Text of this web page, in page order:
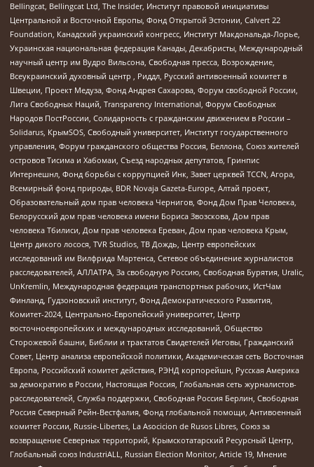
Bellingcat, Bellingcat Ltd, The Insider, Институт правовой инициативы
Центральной и Восточной Европы, Фонд Открытой Эстонии, Calvert 22
Foundation, Канадский украинский конгресс, Институт Макдональда-Лорье,
Украинская национальная федерация Канады, Декабристы, Международный
научный центр им Вудро Вильсона, Свободная пресса, Возрождение,
Всеукраинский духовный центр , Риддл, Русский антивоенный комитет в
Швеции, Проект Медуза, Фонд Андрея Сахарова, Форум свободной России,
Лига Свободных Наций, Transparеncy International, Форум Свободных
Народов ПостРоссии, Солидарность с гражданским движением в России –
Solidarus, КрымSOS, Свободный университет, Институт государственного
управления, Форум гражданского общества Россия, Беллона, Союз жителей
островов Тисима и Хабомаи, Съезд народных депутатов, Гринпис
Интернешнл, Фонд борьбы с коррупцией Инк, Завет церквей TCCN, Агора,
Всемирный фонд природы, BDR Novaja Gazeta-Europe, Алтай проект,
Образовательный дом прав человека Чернигов, Фонд Дом Прав Человека,
Белорусский дом прав человека имени Бориса Звозскова, Дом прав
человека Тбилиси, Дом прав человека Ереван, Дом прав человека Крым,
Центр дикого лосося, TVR Studios, ТВ Дождь, Центр европейских
исследований им Вилфрида Мартенса, Сетевое объединение журналистов
расследователей, АЛЛАТРА, За свободную Россию, Свободная Бурятия, Uralic,
UnKremlin, Международная федерация транспортных рабочих, ИстЧам
Финланд, Гудзоновский институт, Фонд Демократического Развития,
Комитет-2024, Центрально-Европейский университет, Центр
восточноевропейских и международных исследований, Общество
Сторожевой башни, Библии и трактатов Свидетелей Иеговы, Гражданский
Совет, Центр анализа европейской политики, Академическая сеть Восточная
Европа, Российский комитет действия, РЭНД корпорейшн, Русская Америка
за демократию в России, Настоящая Россия, Глобальная сеть журналистов-
расследователей, Служба поддержки, Свободная Россия Берлин, Свободная
Россия Северный Рейн-Вестфалия, Фонд глобальной помощи, Антивоенный
комитет России, Russie-Libertes, La Asocicion de Rusos Libres, Союз за
возвращение Северных территорий, Крымскотатарский Ресурсный Центр,
Глобальный союз IndustriALL, Russian Election Monitor, Article 19, Мнение